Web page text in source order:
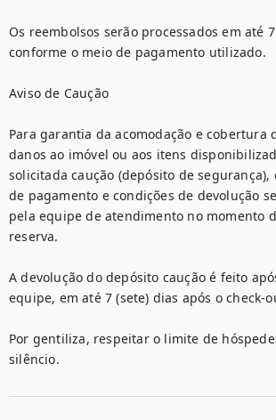
Os reembolsos serão processados em até
conforme o meio de pagamento utilizado.
Aviso de Caução
Para garantia da acomodação e cobertura
danos ao imóvel ou aos itens
solicitada caução (depósito de segurança),
de pagamento e condições de devolução
pela equipe de atendimento no momento
reserva.
A devolução do depósito caução é feito
equipe, em até 7 (sete) dias após o check-
Por gentiliza, respeitar o limite de
silêncio.